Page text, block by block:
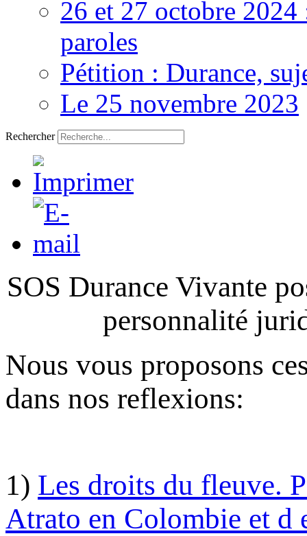
26 et 27 octobre 2024
paroles
Pétition : Durance,
Le 25 novembre 2023
Rechercher
SOS Durance Vivante
personnalité
Nous vous proposons
dans nos reflexions:
1) Les droits du fleuve.
Atrato en Colombie et d